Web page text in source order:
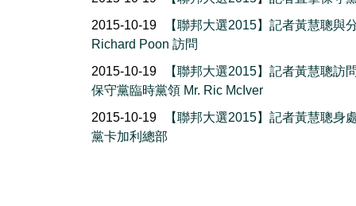
2015-10-19
【聯邦大選2015】記者黃慧聰與
Richard Poon 訪問
2015-10-19
【聯邦大選2015】記者黃慧聰訪
保守黨臨時黨領 Mr. Ric McIver
2015-10-19
【聯邦大選2015】記者黃慧聰身
黨卡加利總部